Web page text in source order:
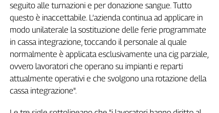
La
settimana
Collettiva
Girasoli
Sassolino
Linea
Economica
seguito alle turnazioni e per donazione sangue. Tutto
questo è inaccettabile. L’azienda continua ad applicare in
modo unilaterale la sostituzione delle ferie programmate
in cassa integrazione, toccando il personale al quale
normalmente è applicata esclusivamente una cig parziale,
ovvero lavoratori che operano su impianti e reparti
attualmente operativi e che svolgono una rotazione della
cassa integrazione".